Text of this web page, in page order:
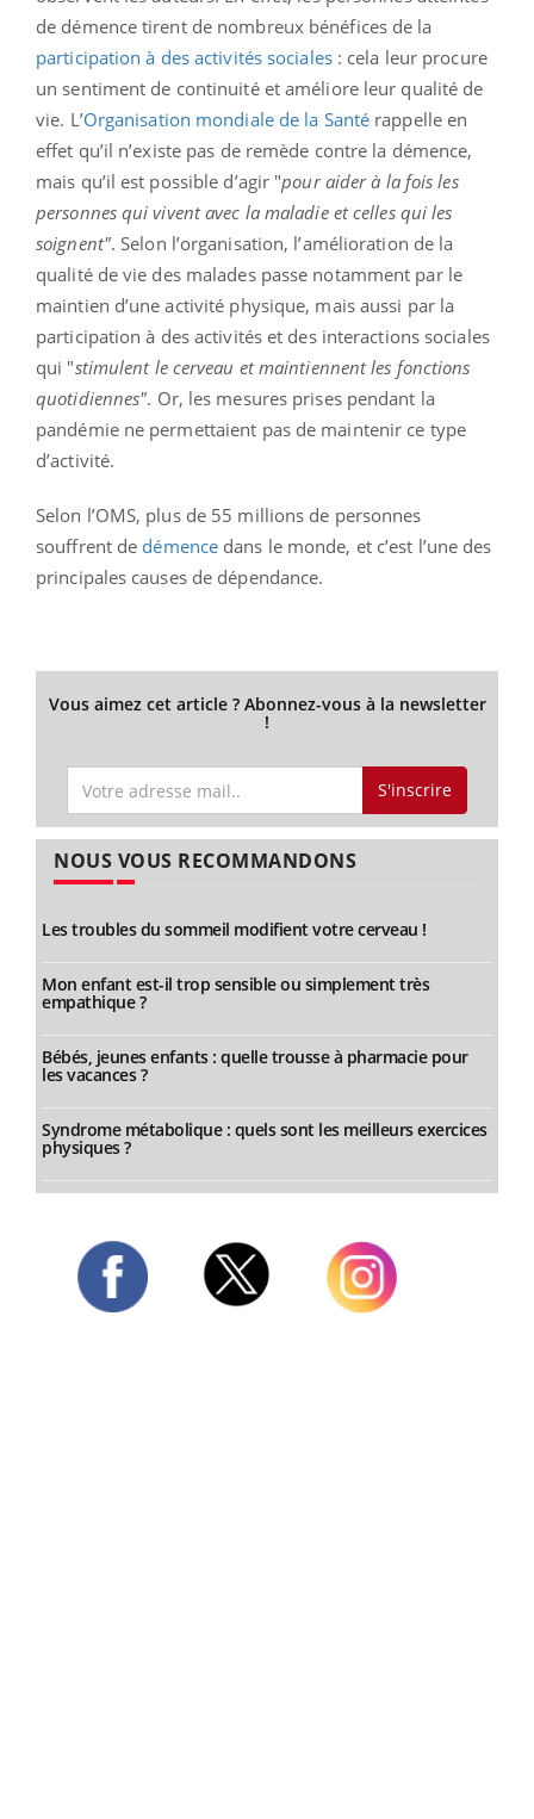
de démence tirent de nombreux bénéfices de la
participation à des activités sociales: cela leur procure
un sentiment de continuité et améliore leur qualité de
vie. L’Organisation mondiale de la Santé rappelle en
effet qu’il n’existe pas de remède contre la démence,
mais qu’il est possible d’agir "pour aider à la fois les
personnes qui vivent avec la maladie et celles qui les
soignent". Selon l’organisation, l’amélioration de la
qualité de vie des malades passe notamment par le
maintien d’une activité physique, mais aussi par la
participation à des activités et des interactions sociales
qui "stimulent le cerveau et maintiennent les fonctions
quotidiennes". Or, les mesures prises pendant la
pandémie ne permettaient pas de maintenir ce type
d’activité.
Selon l’OMS, plus de 55 millions de personnes
souffrent de démence dans le monde, et c’est l’une des
principales causes de dépendance.
Vous aimez cet article ? Abonnez-vous à la newsletter
!
S'inscrire
NOUS VOUS RECOMMANDONS
Les troubles du sommeil modifient votre cerveau !
Mon enfant est-il trop sensible ou simplement très
empathique ?
Bébés, jeunes enfants : quelle trousse à pharmacie pour
les vacances ?
Syndrome métabolique : quels sont les meilleurs exercices
physiques ?